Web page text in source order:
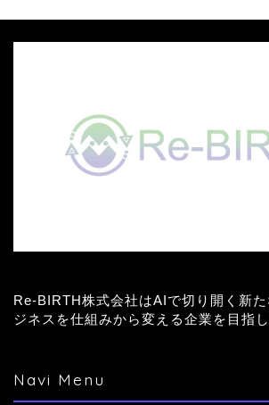
Re-BIRTH株式会社はAIで切り開く新
ジネスを仕組みから変える企業を目指し
Navi Menu